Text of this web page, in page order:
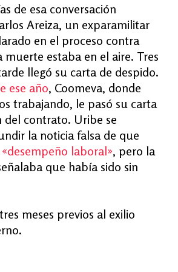
de esa conversación
Areiza, un exparamilitar
en el proceso contra
muerte estaba en el aire. Tres
llegó su carta de despido.
ese año, Coomeva, donde
trabajando, le pasó su carta
del contrato. Uribe se
la noticia falsa de que
«desempeño laboral», pero la
que había sido sin
meses previos al exilio